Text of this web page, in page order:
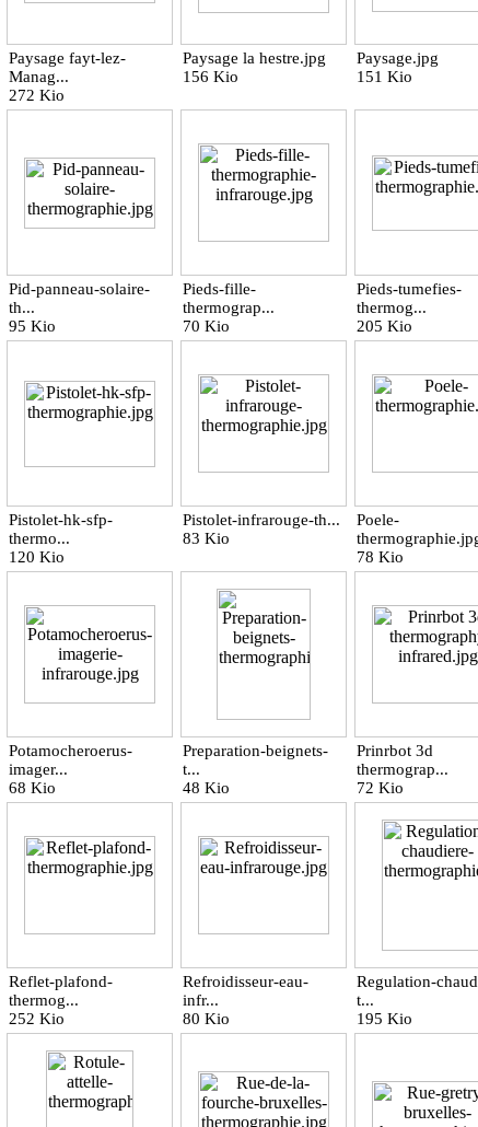
Paysage fayt-lez-
Manag...
272 Kio
Paysage la hestre.jpg
156 Kio
Paysage.jpg
151 Kio
Pid-panneau-solaire-
th...
95 Kio
Pieds-fille-
thermograp...
70 Kio
Pieds-tumefies-
thermog...
205 Kio
Pistolet-hk-sfp-
thermo...
120 Kio
Pistolet-infrarouge-th...
83 Kio
Poele-
78 Kio
Potamocheroerus-
imager...
68 Kio
Preparation-beignets-
t...
48 Kio
Prinrbot 3d
thermograp...
72 Kio
Reflet-plafond-
thermog...
252 Kio
Refroidisseur-eau-
infr...
80 Kio
Regulation-
t...
195 Kio